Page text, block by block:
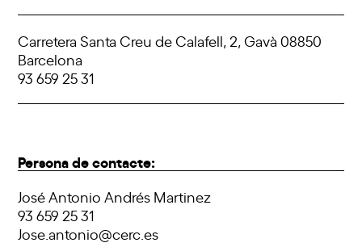
Carretera Santa Creu de Calafell, 2, Gavà 08850
Barcelona
93 659 25 31
Persona de contacte:
José Antonio Andrés Martinez
93 659 25 31
Jose.antonio@cerc.es